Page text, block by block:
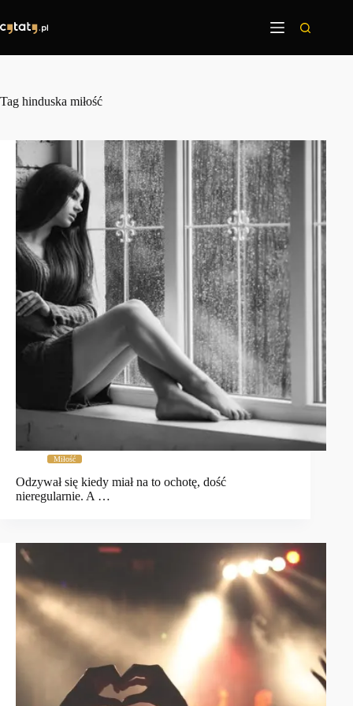
treści
Tag hinduska miłość
Miłość
Odzywał się kiedy miał na to ochotę, dość
nieregularnie. A …